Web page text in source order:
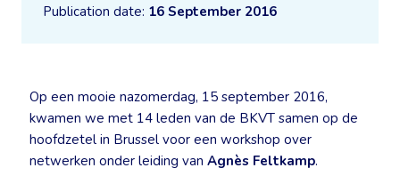
Publication date: 16 September 2016
Op een mooie nazomerdag, 15 september 2016,
kwamen we met 14 leden van de BKVT samen op de
hoofdzetel in Brussel voor een workshop over
netwerken onder leiding van Agnès Feltkamp.